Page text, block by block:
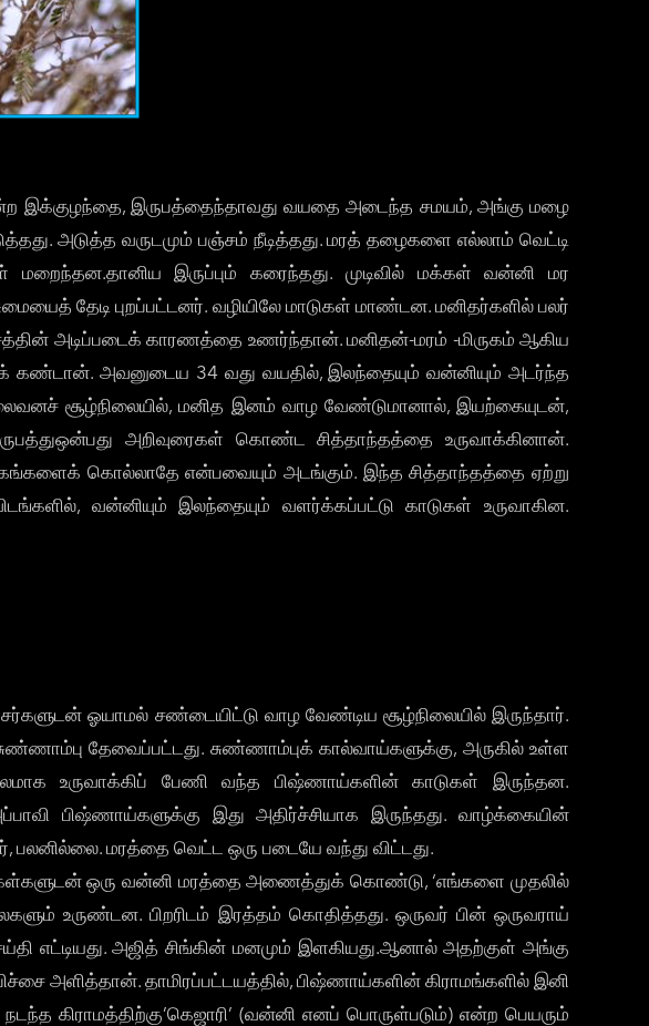
என்ற இக்குழந்தை, இருபத்தைந்தாவது வயதை அடைந்த சமயம், அங்கு மழை
அடுத்த வருடமும் பஞ்சம் நீடித்தது. மரத் தழைகளை எல்லாம் வெட்டி
இருப்பும் கரைந்தது. முடிவில் மக்கள் வன்னி மர
தேடி புறப்பட்டனர். வழியிலே மாடுகள் மாண்டன. மனிதர்களில் பலர்
அடிப்படைக் காரணத்தை உணர்ந்தான். மனிதன்-மரம் -மிருகம் ஆகிய
கண்டான். அவனுடைய 34 வது வயதில், இலந்தையும் வன்னியும் அடர்ந்த
சூழ்நிலையில், மனித இனம் வாழ வேண்டுமானால், இயற்கையுடன்,
அறிவுரைகள் கொண்ட சித்தாந்தத்தை உருவாக்கினான்.
கொல்லாதே என்பவையும் அடங்கும். இந்த சித்தாந்தத்தை ஏற்று
வன்னியும் இலந்தையும் வளர்க்கப்பட்டு காடுகள் உருவாகின.
ஓயாமல் சண்டையிட்டு வாழ வேண்டிய சூழ்நிலையில் இருந்தார்.
தேவைப்பட்டது. சுண்ணாம்புக் கால்வாய்களுக்கு, அருகில் உள்ள
உருவாக்கிப் பேணி வந்த பிஷ்ணாய்களின் காடுகள் இருந்தன.
பிஷ்ணாய்களுக்கு இது அதிர்ச்சியாக இருந்தது. வாழ்க்கையின்
மரத்தை வெட்ட ஒரு படையே வந்து விட்டது.
ஒரு வன்னி மரத்தை அணைத்துக் கொண்டு, ‘எங்களை முதலில்
உருண்டன. பிறரிடம் இரத்தம் கொதித்தது. ஒருவர் பின் ஒருவராய்
எட்டியது. அஜித் சிங்கின் மனமும் இளகியது.ஆனால் அதற்குள் அங்கு
அளித்தான். தாமிரப்பட்டயத்தில், பிஷ்ணாய்களின் கிராமங்களில் இனி
கிராமத்திற்கு’கெஜாரி’ (வன்னி எனப் பொருள்படும்) என்ற பெயரும்